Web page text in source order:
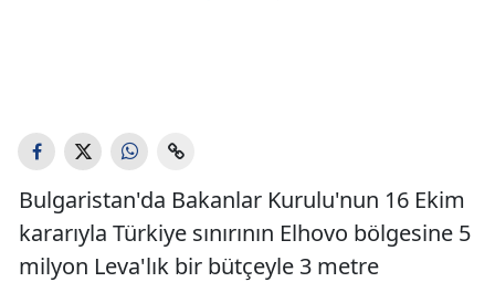
Bulgaristan'da Bakanlar Kurulu'nun 16 Ekim
kararıyla Türkiye sınırının Elhovo bölgesine 5
milyon Leva'lık bir bütçeyle 3 metre